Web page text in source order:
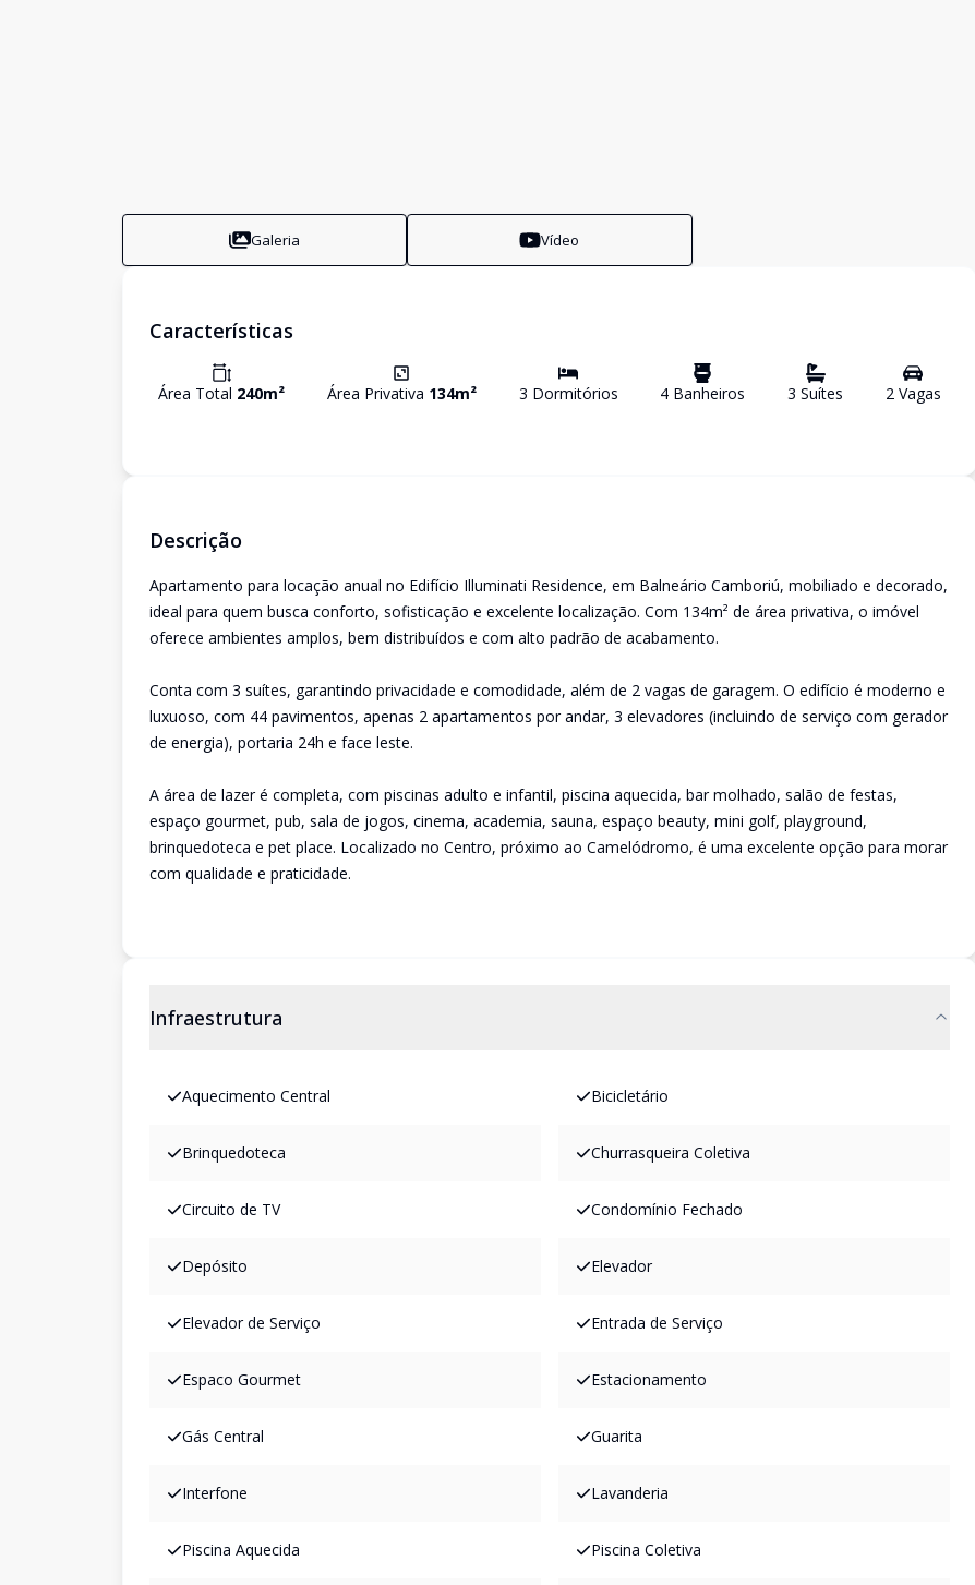
Galeria Vídeo
Características
Área Total 240m² Área Privativa 134m² 3 Dormitórios 4 Banheiros 3 Suítes 2Vagas
Descrição
Apartamento para locação anual no Edifício Illuminati Residence, em Balneário Camboriú, mobiliado e decorado,
ideal para quem busca conforto, sofisticação e excelente localização. Com 134m² de área privativa, o imóvel
oferece ambientes amplos, bem distribuídos e com alto padrão de acabamento.
Conta com 3 suítes, garantindo privacidade e comodidade, além de 2 vagas de garagem. O edifício é moderno e
luxuoso, com 44 pavimentos, apenas 2 apartamentos por andar, 3 elevadores (incluindo de serviço com gerador
de energia), portaria 24h e face leste.
A área de lazer é completa, com piscinas adulto e infantil, piscina aquecida, bar molhado, salão de festas,
espaço gourmet, pub, sala de jogos, cinema, academia, sauna, espaço beauty, mini golf, playground,
brinquedoteca e pet place. Localizado no Centro, próximo ao Camelódromo, é uma excelente opção para morar
com qualidade e praticidade.
Infraestrutura
Aquecimento Central Bicicletário
Brinquedoteca Churrasqueira Coletiva
Circuito de TV Condomínio Fechado
Depósito Elevador
Elevador de Serviço Entrada de Serviço
Espaco Gourmet Estacionamento
Gás Central Guarita
Interfone Lavanderia
Piscina Aquecida Piscina Coletiva